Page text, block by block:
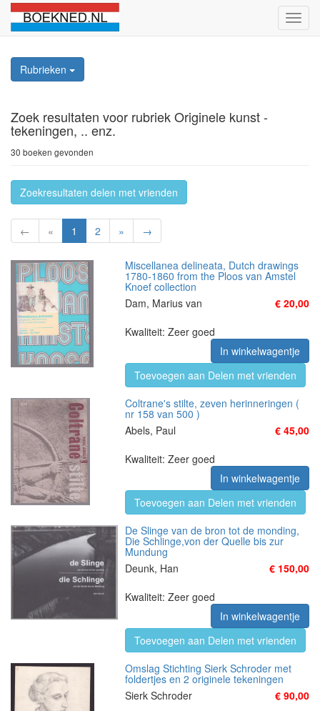
Rubrieken
Zoek resultaten voor rubriek Originele kunst -
tekeningen, .. enz.
30 boeken gevonden
Zoekresultaten delen met vrienden
← « 1 2 » →
Miscellanea delineata, Dutch drawings
1780-1860 from the Ploos van Amstel
Knoef collection
Dam, Marius van
€ 20,00
Kwaliteit: Zeer goed
In winkelwagentje
Toevoegen aan Delen met vrienden
Coltrane's stilte, zeven herinneringen (
nr 158 van 500 )
Abels, Paul
€ 45,00
Kwaliteit: Zeer goed
In winkelwagentje
Toevoegen aan Delen met vrienden
De Slinge van de bron tot de monding,
Die Schlinge,von der Quelle bis zur
Mundung
Deunk, Han
€ 150,00
Kwaliteit: Zeer goed
In winkelwagentje
Toevoegen aan Delen met vrienden
Omslag Stichting Sierk Schroder met
foldertjes en 2 originele tekeningen
Sierk Schroder
€ 90,00